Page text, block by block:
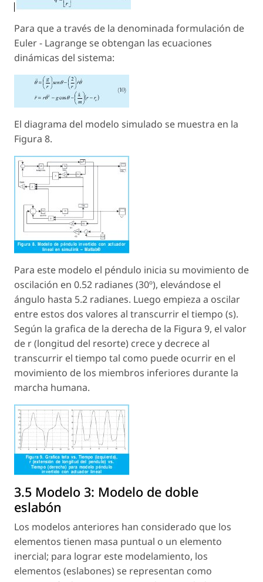
Para que a través de la denominada formulación de
Euler - Lagrange se obtengan las ecuaciones
dinámicas del sistema:
El diagrama del modelo simulado se muestra en la
Figura 8.
Para este modelo el péndulo inicia su movimiento de
oscilación en 0.52 radianes (30º), elevándose el
ángulo hasta 5.2 radianes. Luego empieza a oscilar
entre estos dos valores al transcurrir el tiempo (s).
Según la grafica de la derecha de la Figura 9, el valor
de r (longitud del resorte) crece y decrece al
transcurrir el tiempo tal como puede ocurrir en el
movimiento de los miembros inferiores durante la
marcha humana.
3.5 Modelo 3: Modelo de doble
eslabón
Los modelos anteriores han considerado que los
elementos tienen masa puntual o un elemento
inercial; para lograr este modelamiento, los
elementos (eslabones) se representan como